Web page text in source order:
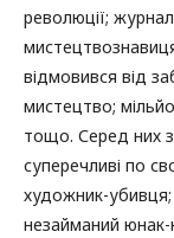
революції;
відмовився від
мистецтво;
тощо. Серед них
суперечливі по
художник-убивця;
незайманий юнак-